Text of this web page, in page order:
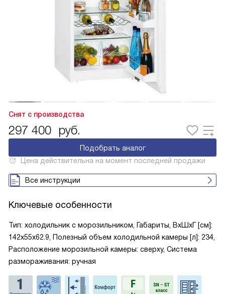
Снят с производства
297 400 руб.
Подобрать аналог
Цена действительна на момент последней продажи
Все инструкции
Ключевые особенности
Тип: холодильник с морозильником, Габариты, ВxШxГ [см]:
142x55x62.9, Полезный объем холодильной камеры [л]: 234,
Расположение морозильной камеры: сверху, Система
размораживания: ручная